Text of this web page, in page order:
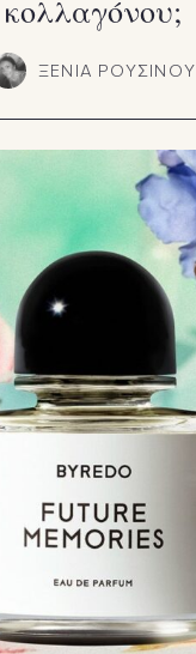
κολλαγόνου;
ΞΕΝΙΑ ΡΟΥΣΙΝΟΥ